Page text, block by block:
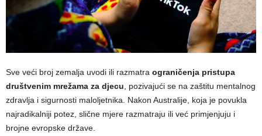
Sve veći broj zemalja uvodi ili razmatra ograničenja pristupa
društvenim mrežama za djecu, pozivajući se na zaštitu mentalnog
zdravlja i sigurnosti maloljetnika. Nakon Australije, koja je povukla
najradikalniji potez, slične mjere razmatraju ili već primjenjuju i
brojne evropske države.